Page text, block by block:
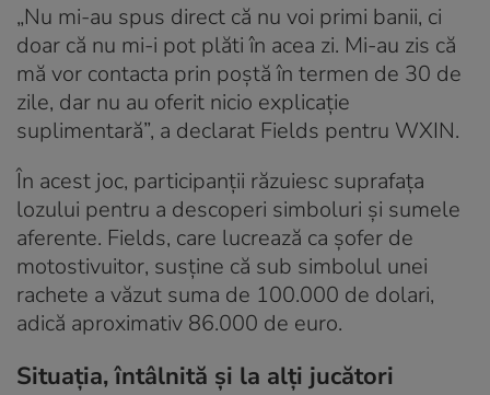
„Nu mi-au spus direct că nu voi primi banii, ci
doar că nu mi-i pot plăti în acea zi. Mi-au zis că
mă vor contacta prin poștă în termen de 30 de
zile, dar nu au oferit nicio explicație
suplimentară”, a declarat Fields pentru WXIN.
În acest joc, participanții răzuiesc suprafața
lozului pentru a descoperi simboluri și sumele
aferente. Fields, care lucrează ca șofer de
motostivuitor, susține că sub simbolul unei
rachete a văzut suma de 100.000 de dolari,
adică aproximativ 86.000 de euro.
Situația, întâlnită și la alți jucători